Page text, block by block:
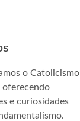
o Catolicismo
oferecendo
e curiosidades